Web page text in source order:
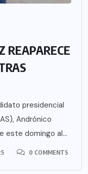
REAPARECE
presidencial
Andrónico
este domingo al...
0 COMMENTS